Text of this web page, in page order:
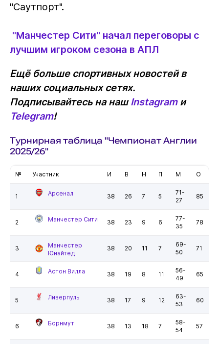
"Саутпорт".
"Манчестер Сити" начал переговоры с
лучшим игроком сезона в АПЛ
Ещё больше спортивных новостей в
наших социальных сетях.
Подписывайтесь на нашInstagramи
Telegram!
Турнирная таблица "Чемпионат Англии
2025/26"
№ Участник И В Н П М О
1 Арсенал 38 26 7 5
71-
27
85
2 Манчестер Сити 38 23 9 6
77-
35
78
3
Манчестер
Юнайтед
38 20 11 7
69-
50
71
4 Астон Вилла 38 19 8 11
56-
49
65
5 Ливерпуль 38 17 9 12
63-
53
60
6 Борнмут 38 13 18 7
58-
54
57